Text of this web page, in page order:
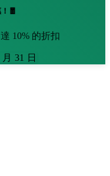
🧧
10% 的折扣
31 日